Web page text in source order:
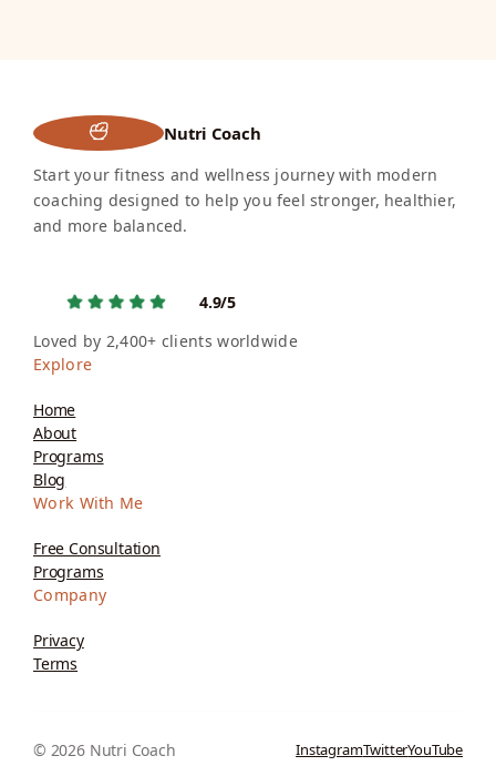
Nutri Coach
Start your fitness and wellness journey with modern
coaching designed to help you feel stronger, healthier,
and more balanced.
4.9/5
Loved by 2,400+ clients worldwide
Explore
Home
About
Programs
Blog
Work With Me
Free Consultation
Programs
Company
Privacy
Terms
© 2026 Nutri Coach InstagramTwitterYouTube